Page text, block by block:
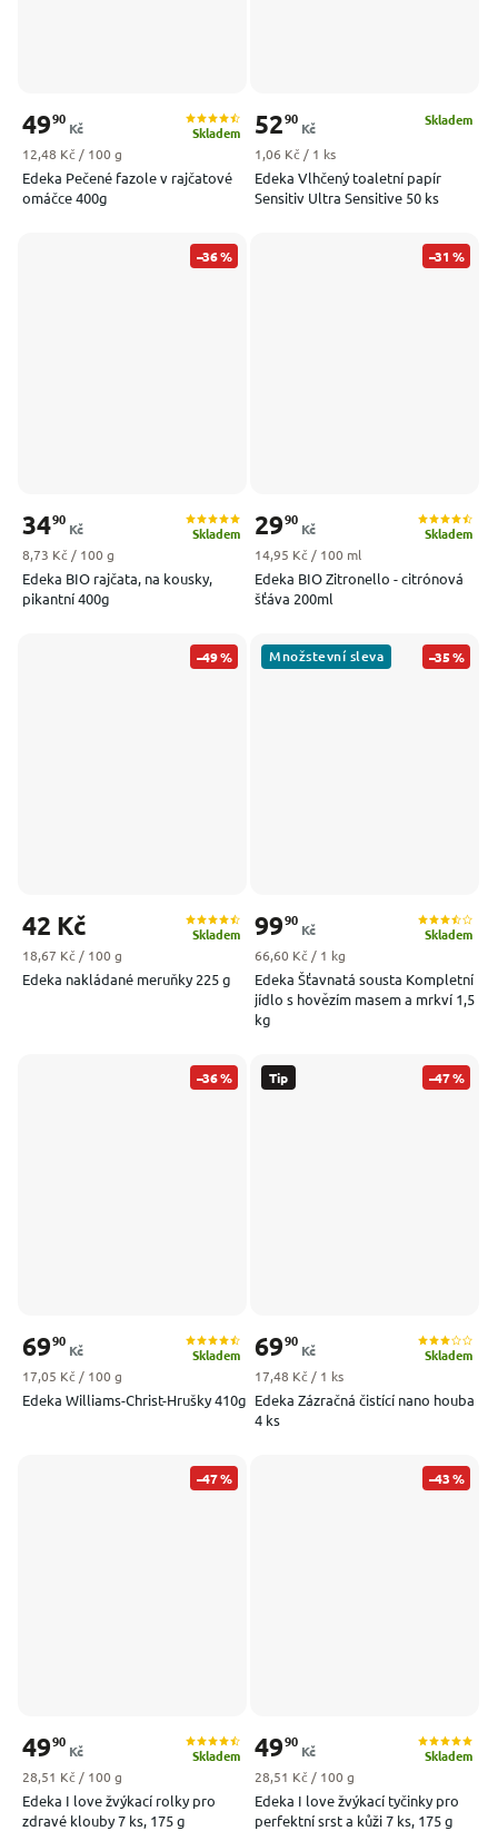
Edeka Pečené fazole v rajčatové
omáčce 400g
Skladem
4990
Kč
Měrná cena:
12,48 Kč / 100 g
Edeka Vlhčený toaletní papír
Sensitiv Ultra Sensitive 50 ks
Skladem
5290
Kč
Měrná cena:
1,06 Kč / 1 ks
–36 %
Edeka BIO rajčata, na kousky,
pikantní 400g
Skladem
3490
Kč
Měrná cena:
8,73 Kč / 100 g
–31 %
Edeka BIO Zitronello - citrónová
šťáva 200ml
Skladem
2990
Kč
Měrná cena:
14,95 Kč / 100 ml
–49 %
Edeka nakládané meruňky 225 g
Skladem
42 Kč
Měrná cena:
18,67 Kč / 100 g
Množstevní sleva –35 %
Edeka Šťavnatá sousta Kompletní
jídlo s hovězím masem a mrkví 1,5
kg
Skladem
9990
Kč
Měrná cena:
66,60 Kč / 1 kg
–36 %
Edeka Williams-Christ-Hrušky 410g
Skladem
6990
Kč
Měrná cena:
17,05 Kč / 100 g
Tip –47 %
Edeka Zázračná čistící nano houba
4 ks
Skladem
6990
Kč
Měrná cena:
17,48 Kč / 1 ks
–47 %
Edeka I love žvýkací rolky pro
zdravé klouby 7 ks, 175 g
Skladem
4990
Kč
Měrná cena:
28,51 Kč / 100 g
–43 %
Edeka I love žvýkací tyčinky pro
perfektní srst a kůži 7 ks, 175 g
Skladem
4990
Kč
Měrná cena:
28,51 Kč / 100 g